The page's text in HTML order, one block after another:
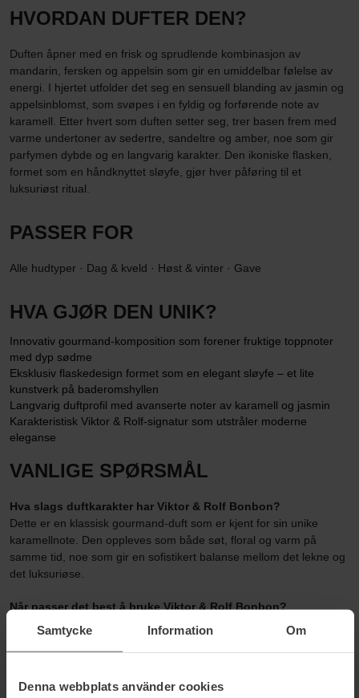
Samtycke Information Om
Denna webbplats använder cookies
HVORDAN DUFTER DEN?
Duften åpner med en frisk og sprudlende kombinasjon av
mandarin, fersken og appelsin som gir en umiddelbar følelse av
energi. I hjertet utfolder det seg en sensuell blanding av jasmin og
appelsinblomst, som svøpes i en fyldig og forførende note av
karamell. Etter hvert som duften setter seg, trer basen frem med
varme undertoner av sedertre, sandeltre og amber, noe som gir
parfymen dybde og en langvarig karakter. Den ikoniske flasken,
formet som en håndknyttet sløyfe, gjør hver påføring til et
luksuriøst ritual.
PASSER FOR
Alle hudtyper · Dag & kveld · Høst & vinter · Gave
HVA GJØR DEN UNIK?
Innovativ gourmand-komposition som forener fruktige toppnoter
med dyp sødme
Eksklusiv flaskedesign formet som en elegant sløyfe – et lite
kunstverk på baderomshyllen
Langvarig duftprofil med avanserte noter av karamell og jasmin
Karakteristisk Viktor & Rolf-signatur som utstråler moderne
eleganse
VANLIGE SPØRSMÅL
Hva slags duftkarakter har Viktor & Rolf Bonbon?
Dette er en klassisk gourmand-duft som er kjent for sin unike
karamellnote. Den oppleves som både søt, floral og varm på
samme tid, noe som gir en sofistikert balanse mellom det lekne og
det luksuriøse.
Når passer det best å bruke Viktor & Rolf Bonbon?
Takket være de varme basenotene av amber og sandeltre passer
den utmerket til kveldsbruk og spesielle anledninger. Samtidig gjør
de friske toppnotene av mandarin og fersken at den også fungerer